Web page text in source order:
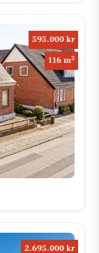
595.000 kr
116 m2
2.695.000 kr